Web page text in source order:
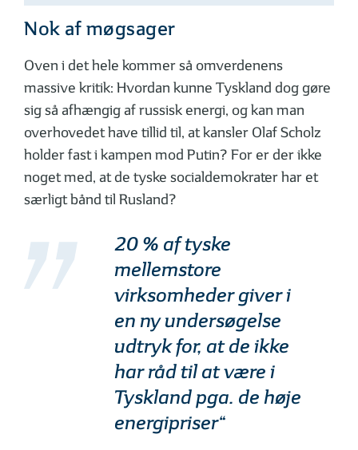
Nok af møgsager
Oven i det hele kommer så omverdenens
massive kritik: Hvordan kunne Tyskland dog gøre
sig så afhængig af russisk energi, og kan man
overhovedet have tillid til, at kansler Olaf Scholz
holder fast i kampen mod Putin? For er der ikke
noget med, at de tyske socialdemokrater har et
særligt bånd til Rusland?
20 % af tyske
mellemstore
virksomheder giver i
en ny undersøgelse
udtryk for, at de ikke
har råd til at være i
Tyskland pga. de høje
energipriser“